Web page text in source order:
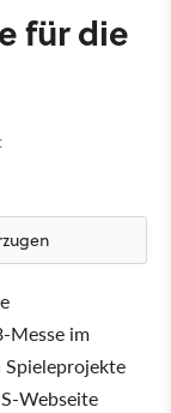
für die
Messe im
Webseite